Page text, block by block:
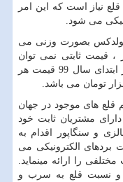
نیاز است که این امر
می شود.
بصورت وزنی می
، قیمت ثابتی نمی توان
برای آن مشخص کرد اما در حال حاضر در ابتدای سال 99 قیمت هر
های موجود در جهان
مشتریان ثابت خود
و سنگاپور اقدام به
بردهای الکترونیکی می
را ارائه مینماید.
و نسبت قلع به سرب و